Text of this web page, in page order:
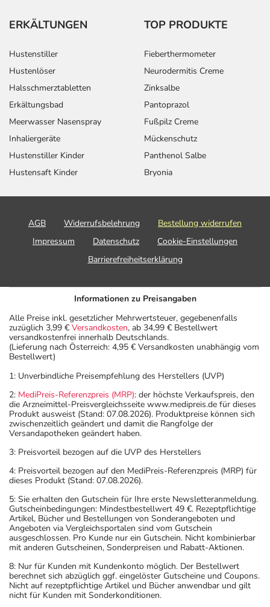
ERKÄLTUNGEN
Hustenstiller
Hustenlöser
Halsschmerztabletten
Erkältungsbad
Meerwasser Nasenspray
Inhaliergeräte
Hustenstiller Kinder
Hustensaft Kinder
TOP PRODUKTE
Fieberthermometer
Neurodermitis Creme
Zinksalbe
Pantoprazol
Fußpilz Creme
Mückenschutz
Panthenol Salbe
Bryonia
AGB Widerrufsbelehrung
Bestellung widerrufen
Impressum
Datenschutz
Cookie-Einstellungen
Barrierefreiheitserklärung
Informationen zu Preisangaben
Alle Preise inkl. gesetzlicher Mehrwertsteuer, gegebenenfalls
zuzüglich 3,99 € Versandkosten, ab 34,99 € Bestellwert
versandkostenfrei innerhalb Deutschlands.
(Lieferung nach Österreich: 4,95 € Versandkosten unabhängig vom
Bestellwert)
1: Unverbindliche Preisempfehlung des Herstellers (UVP)
2: MediPreis-Referenzpreis (MRP): der höchste Verkaufspreis, den
die Arzneimittel-Preisvergleichsseite www.medipreis.de für dieses
Produkt ausweist (Stand: 07.08.2026). Produktpreise können sich
zwischenzeitlich geändert und damit die Rangfolge der
Versandapotheken geändert haben.
3: Preisvorteil bezogen auf die UVP des Herstellers
4: Preisvorteil bezogen auf den MediPreis-Referenzpreis (MRP) für
dieses Produkt (Stand: 07.08.2026).
5: Sie erhalten den Gutschein für Ihre erste Newsletteranmeldung.
Gutscheinbedingungen: Mindestbestellwert 49 €. Rezeptpflichtige
Artikel, Bücher und Bestellungen von Sonderangeboten und
Angeboten via Vergleichsportalen sind vom Gutschein
ausgeschlossen. Pro Kunde nur ein Gutschein. Nicht kombinierbar
mit anderen Gutscheinen, Sonderpreisen und Rabatt-Aktionen.
8: Nur für Kunden mit Kundenkonto möglich. Der Bestellwert
berechnet sich abzüglich ggf. eingelöster Gutscheine und Coupons.
Nicht auf rezeptpflichtige Artikel und Bücher anwendbar und gilt
nicht für Kunden mit Sonderkonditionen.